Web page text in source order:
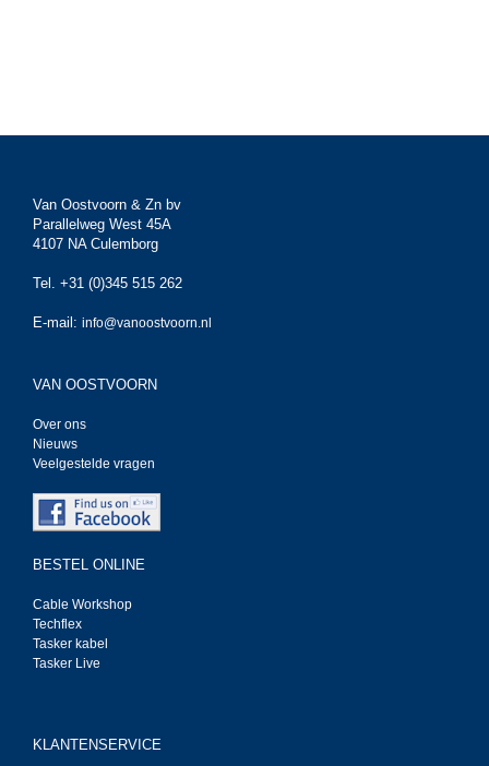
Van Oostvoorn & Zn bv
Parallelweg West 45A
4107 NA Culemborg
Tel. +31 (0)345 515 262
E-mail: info@vanoostvoorn.nl
VAN OOSTVOORN
Over ons
Nieuws
Veelgestelde vragen
BESTEL ONLINE
Cable Workshop
Techflex
Tasker kabel
Tasker Live
KLANTENSERVICE